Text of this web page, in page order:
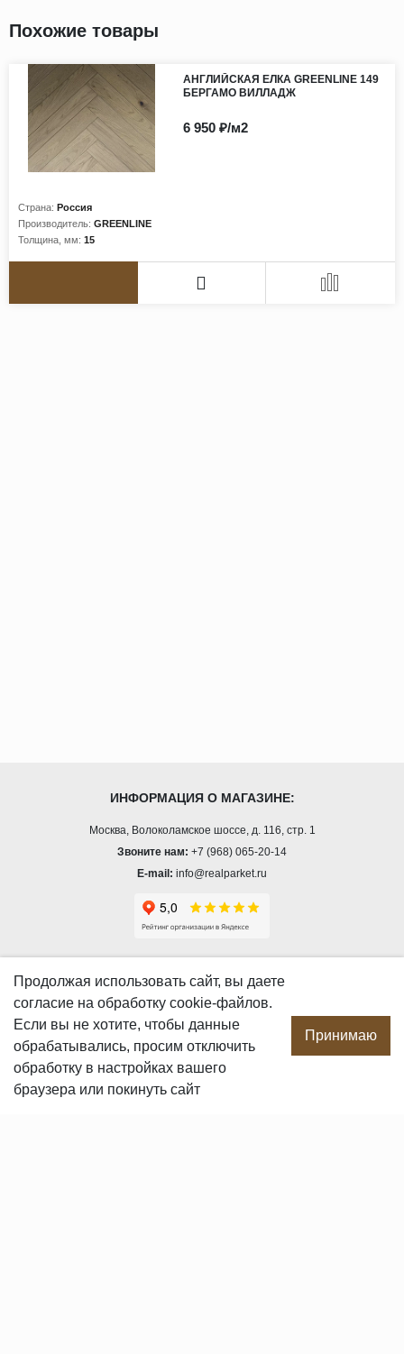
Похожие товары
АНГЛИЙСКАЯ ЕЛКА GREENLINE 149
БЕРГАМО ВИЛЛАДЖ
Страна: Россия
Производитель: GREENLINE
Толщина, мм: 15
6 950 ₽/м2
ИНФОРМАЦИЯ О МАГАЗИНЕ:
Москва, Волоколамское шоссе, д. 116, стр. 1
Звоните нам: +7 (968) 065-20-14
E-mail: info@realparket.ru
О компании
Производство
Сотрудничество
Сертификаты продукции
Вакансии
Продолжая использовать сайт, вы даете
согласие на обработку cookie-файлов.
Если вы не хотите, чтобы данные
обрабатывались, просим отключить
обработку в настройках вашего
браузера или покинуть сайт
Принимаю